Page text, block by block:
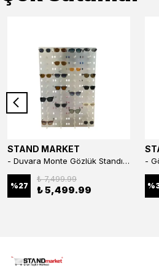
STAND MARKET
- Duvara Monte Gözlük Standı 56'li Pleksi Glass | 99x67 cm Gözlük Teşhir Standı
%27
₺ 7,499.99
₺ 5,499.99 %